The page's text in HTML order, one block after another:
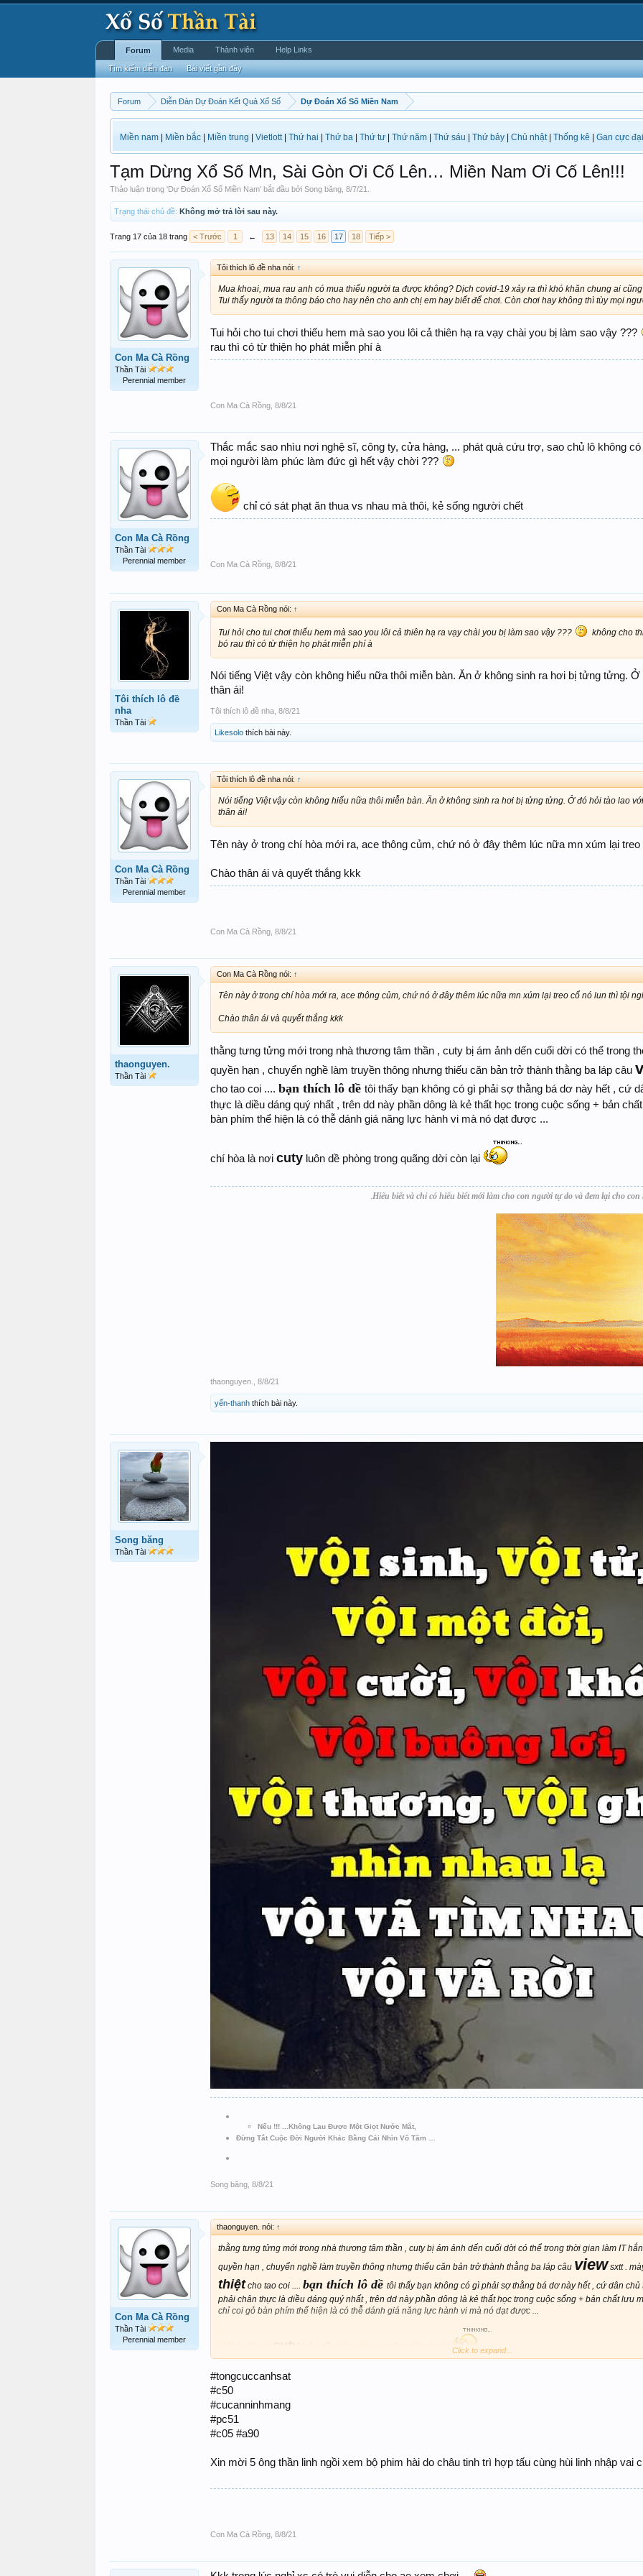
Forum Diễn Đàn Dự Đoán Kết Quả Xổ Số Dự Đoán Xổ Số Miền Nam
Miền nam Miền bắc Miền trung Vietlott| Thứ hai Thứ ba Thứ tư Thứ năm Thứ sáu Thứ bảy Chủ nhật| Thống kê Gan cực đại
Tạm Dừng Xổ Số Mn, Sài Gòn Ơi Cố Lên… Miền Nam Ơi Cố Lên!!!
Thảo luận trong 'Dự Đoán Xổ Số Miền Nam' bắt đầu bởi Song băng 8/7/21
Trạng thái chủ đề: Không mở trả lời sau này.
Trang 17 của 18 trang < Trước 1 ← 13 14 15 16 17 18 Tiếp >
Con Ma Cà Rồng
Thần Tài
Perennial member
Tôi thích lô đề nha nói: ↑
Mua khoai, mua rau anh có mua thiếu người ta được không? Dịch covid-19 xảy ra thì khó khăn chung ai
Tui thấy người ta thông báo cho hay nên cho anh chị em hay biết để chơi. Còn chơi hay không thì tùy mọi
Tui hỏi cho tui chơi thiếu hem mà sao you lôi cả thiên hạ ra vạy chài you bị làm sao vậy ???
rau thì có từ thiện họ phát miễn phí à
Con Ma Cà Rồng 8/8/21
Con Ma Cà Rồng
Thần Tài
Perennial member
Thắc mắc sao nhìu nơi nghệ sĩ, công ty, cửa hàng, ... phát quà cứu trợ, sao chủ lô không
mọi người làm phúc làm đức gì hết vậy chời ???
chỉ có sát phạt ăn thua vs nhau mà thôi, kẻ sống người chết
Con Ma Cà Rồng 8/8/21
Tôi thích lô đề
nha
Thần Tài
Con Ma Cà Rồng nói: ↑
Tui hỏi cho tui chơi thiếu hem mà sao you lôi cả thiên hạ ra vạy chài you bị làm sao vậy ???
không cho
bó rau thì có từ thiện họ phát miễn phí à
Nói tiếng Việt vậy còn không hiểu nữa thôi miễn bàn. Ăn ở không sinh ra hơi bị tửng tửng.
thân ái!
Tôi thích lô đề nha 8/8/21
Likesolo thích bài này.
Con Ma Cà Rồng
Thần Tài
Perennial member
Tôi thích lô đề nha nói: ↑
Nói tiếng Việt vậy còn không hiểu nữa thôi miễn bàn. Ăn ở không sinh ra hơi bị tửng tửng. Ở đó hỏi tào lao
thân ái!
Tên này ở trong chí hòa mới ra, ace thông củm, chứ nó ở đây thêm lúc nữa mn xúm lại treo
Chào thân ái và quyết thắng kkk
Con Ma Cà Rồng 8/8/21
thaonguyen.
Thần Tài
Con Ma Cà Rồng nói: ↑
Tên này ở trong chí hòa mới ra, ace thông củm, chứ nó ở đây thêm lúc nữa mn xúm lại treo cổ nó lun thì tội
Chào thân ái và quyết thắng kkk
thằng tưng tửng mới trong nhà thương tâm thần , cuty bị ám ảnh dến cuối dời có thể trong
quyền hạn , chuyển nghề làm truyền thông nhưng thiếu căn bản trở thành thằng ba láp câu
cho tao coi .... bạn thích lô dề tôi thấy bạn không có gì phải sợ thằng bá dơ này hết , cứ
thực là diều dáng quý nhất , trên dd này phần dông là kẻ thất học trong cuộc sống + bản
bàn phím thể hiện là có thễ dánh giá năng lực hành vi mà nó dạt được ...
chí hòa là nơi cuty luôn dề phòng trong quãng dời còn lại
Hiểu biết và chỉ có hiểu biết mới làm cho con người tự do và đem lại cho
thaonguyen. 8/8/21
yến-thanh thích bài này.
Song băng
Thần Tài
Nếu !!! ...Không Lau Được Một Giọt Nước Mắt,
Đừng Tắt Cuộc Đời Người Khác Bằng Cái Nhìn Vô Tâm …
Song băng 8/8/21
Con Ma Cà Rồng
Thần Tài
Perennial member
thaonguyen. nói: ↑
thằng tưng tửng mới trong nhà thương tâm thần , cuty bị ám ảnh dến cuối dời có thể trong thời gian làm IT
quyền hạn , chuyển nghề làm truyền thông nhưng thiếu căn bản trở thành thằng ba láp câu viewsxtt .
thiệtcho tao coi .... bạn thích lô dề tôi thấy bạn không có gì phải sợ thằng bá dơ này hết , cứ dân
phải chân thực là diều dáng quý nhất , trên dd này phần dông là kẻ thất học trong cuộc sống + bản chất lưu
chỉ coi gỏ bàn phím thể hiện là có thễ dánh giá năng lực hành vi mà nó dạt được ...
cuty Click to expand...
#tongcuccanhsat
#c50
#cucanninhmang
#pc51
#c05 #a90
Xin mời 5 ông thần linh ngồi xem bộ phim hài do châu tinh trì hợp tấu cùng hùi linh nhập vai
Con Ma Cà Rồng 8/8/21
Forum
Tìm kiếm diễn đàn Bài viết gần đây
Media Thành viên Help Links